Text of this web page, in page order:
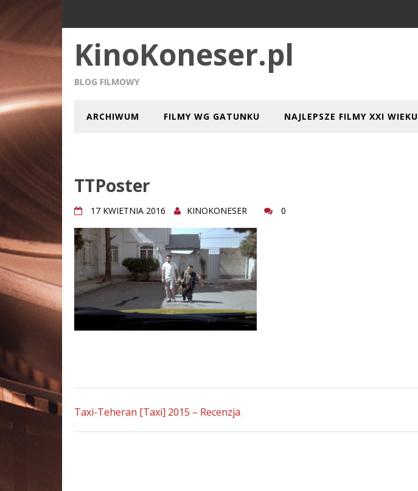
KinoKoneser.pl
BLOG FILMOWY
ARCHIWUM FILMY WG GATUNKU NAJLEPSZE FILMY XXI WIEKU
TTPoster
17 KWIETNIA 2016 KINOKONESER 0
Taxi-Teheran [Taxi] 2015 – Recenzja